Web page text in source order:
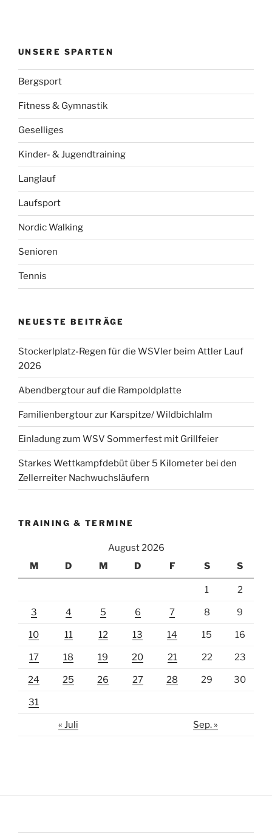
UNSERE SPARTEN
Bergsport
Fitness & Gymnastik
Geselliges
Kinder- & Jugendtraining
Langlauf
Laufsport
Nordic Walking
Senioren
Tennis
NEUESTE BEITRÄGE
Stockerlplatz-Regen für die WSVler beim Attler Lauf
2026
Abendbergtour auf die Rampoldplatte
Familienbergtour zur Karspitze/ Wildbichlalm
Einladung zum WSV Sommerfest mit Grillfeier
Starkes Wettkampfdebüt über 5 Kilometer bei den
Zellerreiter Nachwuchsläufern
TRAINING & TERMINE
August 2026
M
D M D F S S
1 2
3 4 5 6 7 8 9
10 11 12 13 14 15 16
17 18 19 20 21 22 23
24 25 26 27 28 29 30
31
« Juli Sep. »